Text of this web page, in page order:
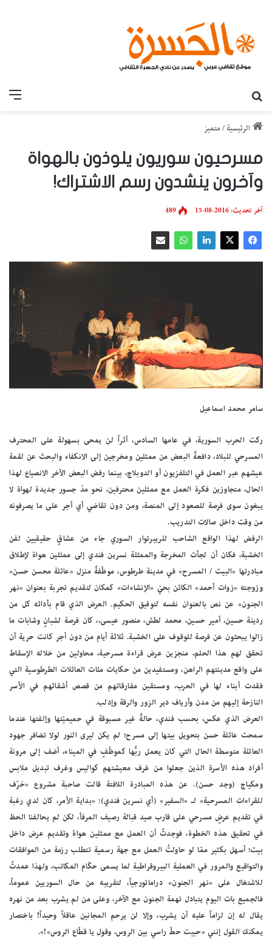
الرئيسية /متميز
مسرحيون سوريون يلوذون بالهواة
وآخرون ينشدون رسم الاشتراك!
آخر تحديث: 2016-08-15 489
سامر محمد اسماعيل
ركت الحرب السورية، في عامها السادس، أثراً لن يمحى بسهولة على المحترف
المسرحي للبلاد، دافعةً البعض من ممثلين ومخرجين إلى الانكفاء والبحث عن لقمة
عيشهم عبر العمل في التلفزيون أو الدوبلاج، بينما رفض البعض الآخر الانصياع لهذا
الحال، متجاوزين فكرة العمل مع ممثلين محترفين، نحو مدّ جسور جديدة لهواة لا
يبغون سوى فرصة للصعود إلى المنصة، ومن دون تقاضي أي أجر على ما يصرفونه
من وقت داخل صالات التدريب.
الرفض لهذا الواقع الشاحب للريبرتوار السوري جاء من عشاقٍ حقيقيين لفن
الخشبة، فكان أن لجأت المخرجة والممثلة نسرين فندي إلى ممثلين هواة لإطلاق
مبادرتها «البيت / المسرح» في مدينة طرطوس، موظّفةً منزل «عائلة محسن حسن»
وزوجته «زوات أحمد» الكائن بحيّ «الإنشاءات» كمكان لتقديم تجربة بعنوان «نهر
الجنون» عن نص بالعنوان نفسه لتوفيق الحكيم. العرض الذي قام بأدائه كل من
ردينة حسين، أمير حسين، محمد لطش، منصور عيسى،، كان فرصة لشبانٍ وشابات ما
زالوا يبحثون عن فرصة للوقوف على الخشبة. ثلاثة أيام من دون أجر كانت حرية أن
تحقق لهم هذا الحلم، منجزين عرض قراءة مسرحية، محاولين من خلاله الإسقاط
على واقع مدينتهم الراهن، ومستفيدين من حكايات مئات العائلات الطرطوسية التي
فقدت أبناء لها في الحرب، ومستقين مفارقاتهم من قصص أشقائهم في الأسر
النازحة إليهم من مدن وأرياف دير الزور والرقة وإدلب.
العرض الذي عكس، بحسب فندي، حالةً غير مسبوقة في حميميّتها وإلفتها عندما
سمحت عائلة حسن بتحويل بيتها إلى مسرح؛ لم يكن ليرى النور لولا تضافر جهود
العائلة متوسطة الحال التي كان يعمل ربُّها كموظّفٍ في الميناء، أضف إلى مرونة
أفراد هذه الأسرة الذين جعلوا من غرف معيشتهم كواليس وغرف تبديل ملابس
ومكياج (وجد حسن). عن هذه المبادرة اللافتة قالت صاحبة مشروع «حَرْف
للقراءات المسرحية» لـ «السفير» (أي نسرين فندي): «بداية الأمر، كان لدي رغبة
في تقديم عرضٍ مسرحي على قارب صيد قبالة رصيف المرفأ، لكن لم يحالفنا الحظ
في تحقيق هذه الخطوة، فوجدتُ أن العمل مع ممثلين هواة وتقديم عرض داخل
بيت؛ أسهل بكثير ممّا لو حاولتُ العمل مع جهة رسمية تتطلب رزمة من الموافقات
والتواقيع والمرور في العملية البيروقراطية لما يسمى حكّام المكاتب، ولهذا عمدتُ
للاشتغال على «نهر الجنون» دراماتورجياً، لتقريبه من حال السوريين عموماً،
فالجميع بات اليوم يتبادل تهمة الجنون مع الآخر، وعلى من لم يشرب بعد من نهره
يقال له إن لزاماً عليه أن يشرب، وإلا لن يرحم المجانين عاقلاً وحيداً! باختصار
يمكنك القول إنني «حبيت حطّ راسي بين الروس، وقول يا قطّاع الروس»!».